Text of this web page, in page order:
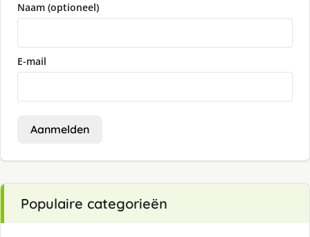
Naam (optioneel)
E-mail
Aanmelden
Populaire categorieën